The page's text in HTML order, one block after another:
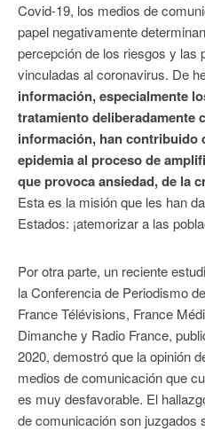
Covid-19, los medios de
papel negativamente
percepción de los riesgos y las
vinculadas al coronavirus. De
información, especialmente
tratamiento deliberadamente
información, han contribuido
epidemia al proceso de
que provoca ansiedad, de la
Esta es la misión que les han
Estados: ¡atemorizar a las
Por otra parte, un reciente
la Conferencia de Periodismo
France Télévisions, France
Dimanche y Radio France,
2020, demostró que la opinión
medios de comunicación que
es muy desfavorable. El
de comunicación son juzgados